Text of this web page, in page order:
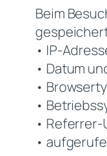
Beim
• IP-
• Datum
•
•
• Referrer-
•